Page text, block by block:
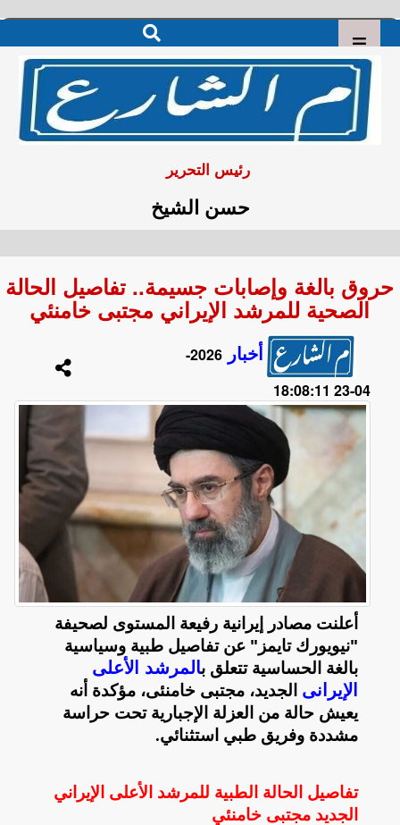
رئيس التحرير
حسن الشيخ
حروق بالغة وإصابات جسيمة.. تفاصيل الحالة
الصحية للمرشد الإيراني مجتبى خامنئي
أخبار
2026-
04-23 18:08:11
أعلنت مصادر إيرانية رفيعة المستوى لصحيفة
"نيويورك تايمز" عن تفاصيل طبية وسياسية
بالغة الحساسية تتعلق بالمرشد الأعلى
الإيرانى الجديد، مجتبى خامنئى، مؤكدة أنه
يعيش حالة من العزلة الإجبارية تحت حراسة
مشددة وفريق طبي استثنائي.
تفاصيل الحالة الطبية للمرشد الأعلى الإيراني
الجديد مجتبى خامنئي